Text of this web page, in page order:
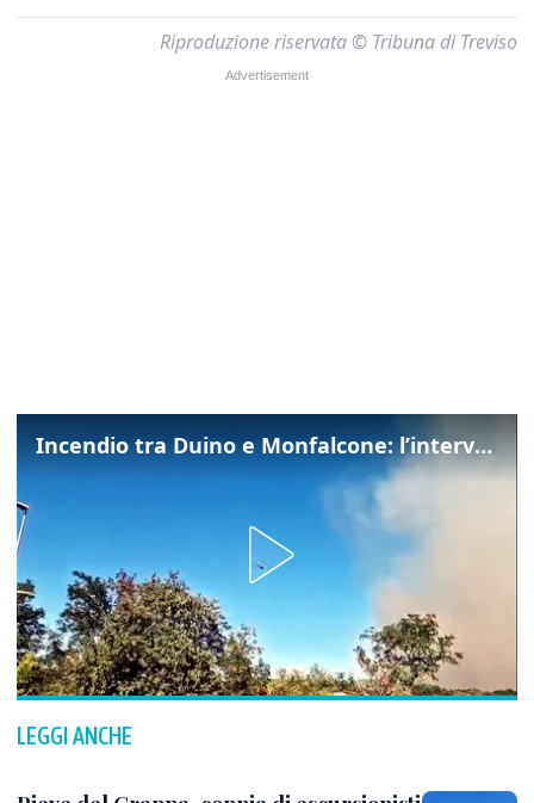
Riproduzione riservata © Tribuna di Treviso
Incendio tra Duino e Monfalcone: l’intervento dei vigili del fuoco
LEGGI ANCHE